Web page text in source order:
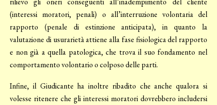
(interessi moratori, penali) o all’interruzione volontaria del
rapporto (penale di estinzione anticipata), in quanto la
valutazione di usurarietà attiene alla fase fisiologica del rapporto
e non già a quella patologica, che trova il suo fondamento nel
comportamento volontario o colposo delle parti.
Infine, il Giudicante ha inoltre ribadito che anche qualora si
volesse ritenere che gli interessi moratori dovrebbero includersi